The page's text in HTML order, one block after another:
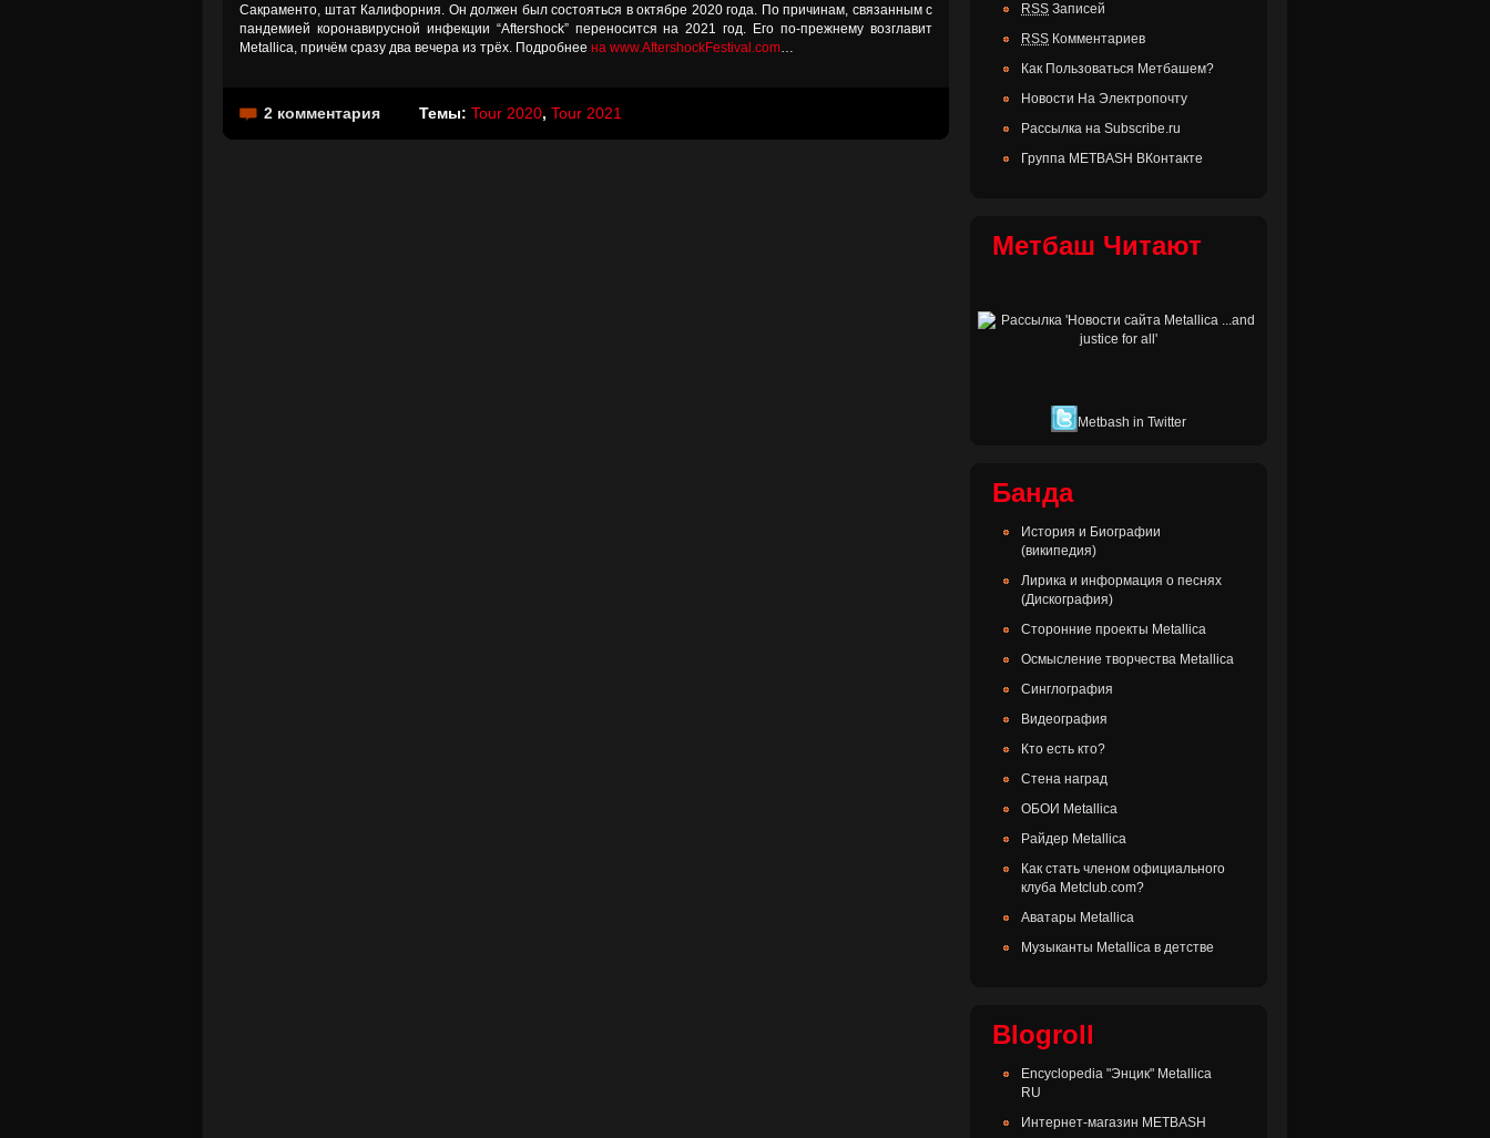
Сакраменто, штат Калифорния. Он должен был состояться в октябре 2020 года. По причинам, связанным с
пандемией коронавирусной инфекции “Aftershock” переносится на 2021 год. Его по-прежнему возглавит
Metallica, причём сразу два вечера из трёх. Подробнее на www.AftershockFestival.com…
2 комментария Темы: Tour 2020, Tour 2021
RSS Записей
RSS Комментариев
Как Пользоваться Метбашем?
Новости На Электропочту
Рассылка на Subscribe.ru
Группа METBASH ВКонтакте
Метбаш Читают
Metbash in Twitter
Банда
История и Биографии
(википедия)
Лирика и информация о песнях
(Дискография)
Сторонние проекты Metallica
Осмысление творчества Metallica
Синглография
Видеография
Кто есть кто?
Стена наград
ОБОИ Metallica
Райдер Metallica
Как стать членом официального
клуба Metclub.com?
Аватары Metallica
Музыканты Metallica в детстве
Blogroll
Encyclopedia "Энцик" Metallica
RU
Интернет-магазин METBASH